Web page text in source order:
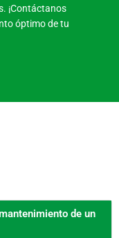
¡Contáctanos
óptimo de tu
de un